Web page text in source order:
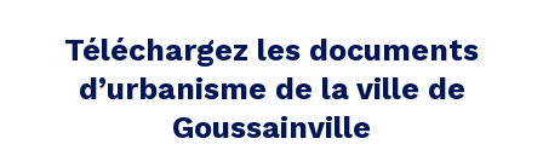
Téléchargez les documents
d’urbanisme de la ville de
Goussainville